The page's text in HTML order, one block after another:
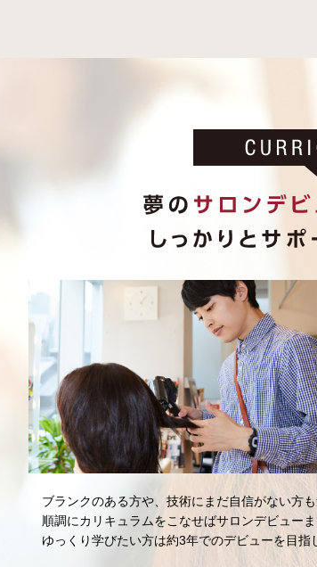
ブランクのある方や、技術にまだ自信がない方
順調にカリキュラムをこなせばサロンデビューま
ゆっくり学びたい方は約3年でのデビューを目指